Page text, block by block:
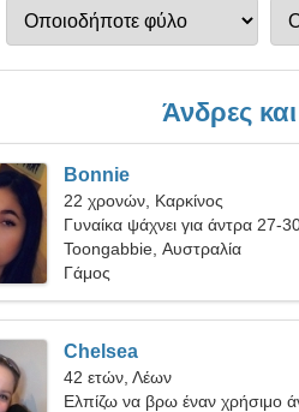
Άνδρες
Bonnie
22 χρονών, Καρκίνος
Γυναίκα ψάχνει για άντρα 27-
Toongabbie, Αυστραλία
Γάμος
Chelsea
42 ετών, Λέων
Ελπίζω να βρω έναν χρήσιμο